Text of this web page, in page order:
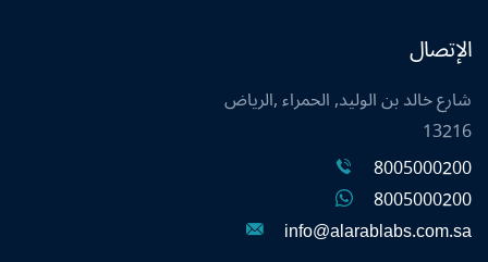
الإتصال
شارع خالد بن الوليد, الحمراء ,الرياض
13216
8005000200
8005000200
info@alarablabs.com.sa